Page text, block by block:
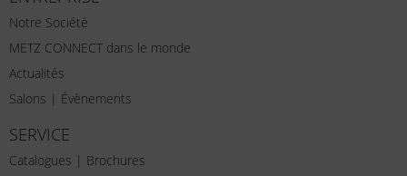
Notre Société
METZ CONNECT dans le monde
Actualités
Salons | Évènements
SERVICE
Catalogues | Brochures